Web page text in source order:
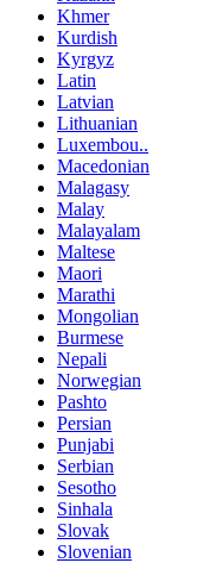
Khmer
Kurdish
Kyrgyz
Latin
Latvian
Lithuanian
Luxembou..
Macedonian
Malagasy
Malay
Malayalam
Maltese
Maori
Marathi
Mongolian
Burmese
Nepali
Norwegian
Pashto
Persian
Punjabi
Serbian
Sesotho
Sinhala
Slovak
Slovenian